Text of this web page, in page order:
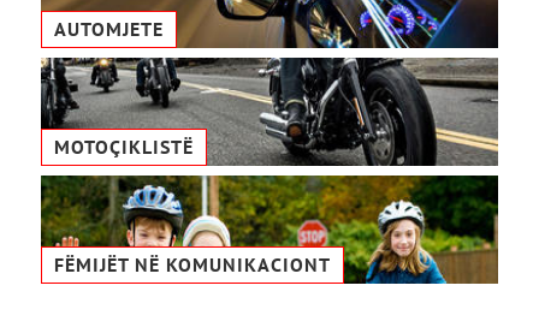
AUTOMJETE
MOTOÇIKLISTË
FËMIJËT NË KOMUNIKACIONТ